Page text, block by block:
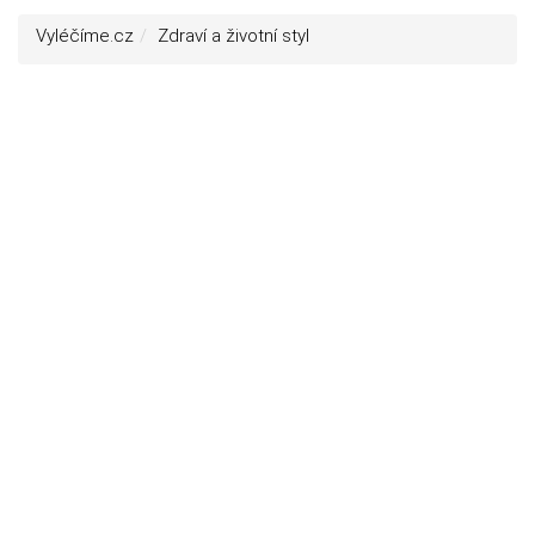
Vyléčíme.cz Zdraví a životní styl